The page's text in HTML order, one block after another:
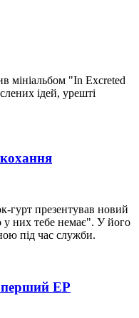
мініальбом "In Excreted
ідей, урешті
гурт презентував новий
у них тебе немає". У його
під час служби.
перший EP